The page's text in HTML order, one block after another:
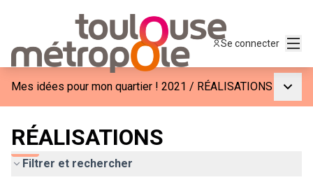
Se connecter
Mes idées pour mon quartier ! 2021 / RÉALISATIONS
RÉALISATIONS
Filtrer et rechercher